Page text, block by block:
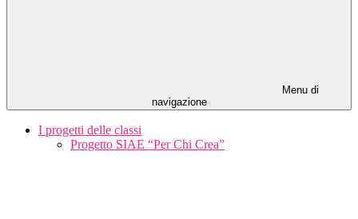
Menu di
navigazione
I progetti delle classi
Progetto SIAE “Per Chi Crea”